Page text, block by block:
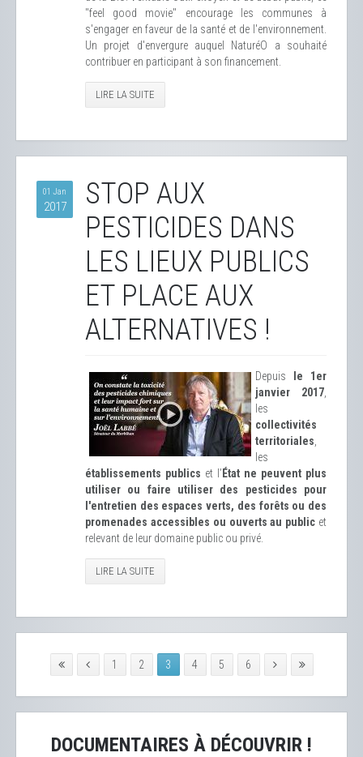
"feel good movie" encourage les communes à
s'engager en faveur de la santé et de l'environnement.
Un projet d'envergure auquel NaturéO a souhaité
contribuer en participant à son financement.
LIRE LA SUITE
01 Jan
2017
STOP AUX
PESTICIDES DANS
LES LIEUX PUBLICS
ET PLACE AUX
ALTERNATIVES !
Depuis
le 1er
janvier 2017
les
collectivités
territoriales
les
établissements publics et l’ État ne peuvent plus
utiliser ou faire utiliser des pesticides pour
l'entretien des espaces verts, des forêts ou des
promenades accessibles ou ouverts au public et
relevant de leur domaine public ou privé.
LIRE LA SUITE
1 2 3 4 5 6
DOCUMENTAIRES À DÉCOUVRIR !